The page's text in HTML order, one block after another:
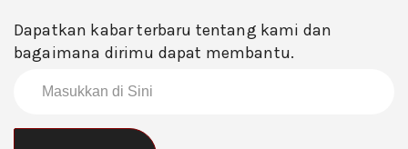
Dapatkan kabar terbaru tentang kami dan
bagaimana dirimu dapat membantu.